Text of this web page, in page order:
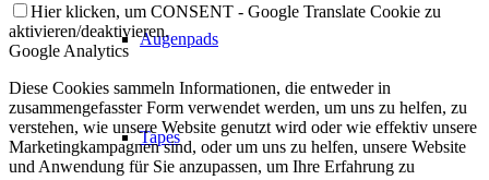
Augenpads
Tapes
Hier klicken, um CONSENT - Google Translate Cookie zu
aktivieren/deaktivieren.
Google Analytics
Diese Cookies sammeln Informationen, die entweder in
zusammengefasster Form verwendet werden, um uns zu helfen, zu
verstehen, wie unsere Website genutzt wird oder wie effektiv unsere
Marketingkampagnen sind, oder um uns zu helfen, unsere Website
und Anwendung für Sie anzupassen, um Ihre Erfahrung zu